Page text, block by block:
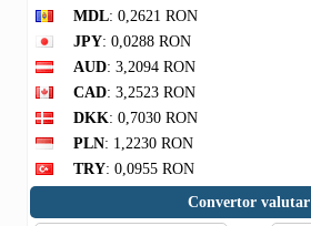
MDL: 0,2621 RON
JPY: 0,0288 RON
AUD: 3,2094 RON
CAD: 3,2523 RON
DKK: 0,7030 RON
PLN: 1,2230 RON
TRY: 0,0955 RON
Convertor valutar